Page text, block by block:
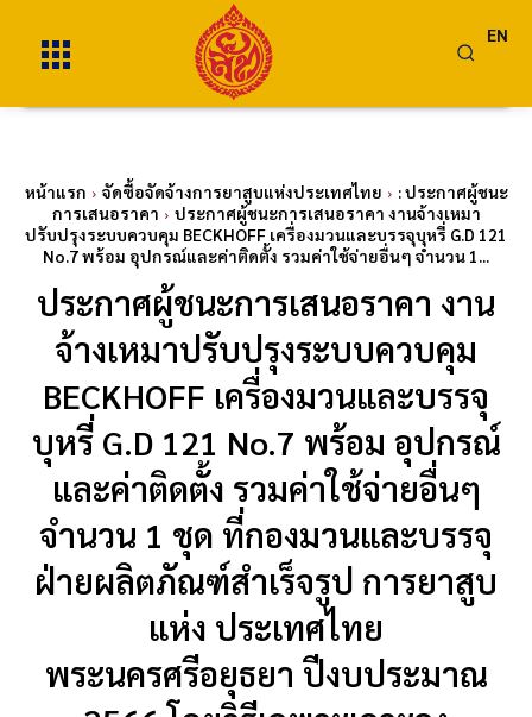
EN
หน้าแรก จัดซื้อจัดจ้างการยาสูบแห่งประเทศไทย
: ประกาศผู้ชนะ
การเสนอราคา
ประกาศผู้ชนะการเสนอราคา งานจ้างเหมา
ปรับปรุงระบบควบคุม BECKHOFF เครื่องมวนและบรรจุบุหรี่ G.D 121
No.7 พร้อม อุปกรณ์และค่าติดตั้ง รวมค่าใช้จ่ายอื่นๆ จำนวน 1...
ประกาศผู้ชนะการเสนอราคา งาน
จ้างเหมาปรับปรุงระบบควบคุม
BECKHOFF เครื่องมวนและบรรจุ
บุหรี่ G.D 121 No.7 พร้อม อุปกรณ์
และค่าติดตั้ง รวมค่าใช้จ่ายอื่นๆ
จำนวน 1 ชุด ที่กองมวนและบรรจุ
ฝ่ายผลิตภัณฑ์สำเร็จรูป การยาสูบ
แห่ง ประเทศไทย
พระนครศรีอยุธยา ปีงบประมาณ